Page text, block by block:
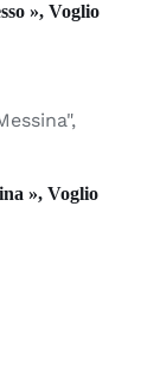
», Voglio
», Voglio